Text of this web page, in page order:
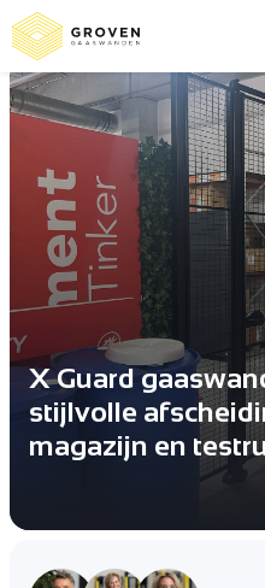
X Guard
stijlvolle
magazijn en